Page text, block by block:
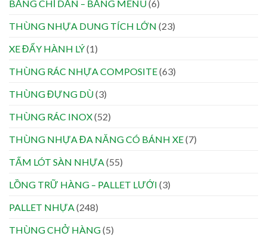
BẢNG CHỈ DẪN – BẢNG MENU(6)
THÙNG NHỰA DUNG TÍCH LỚN (23)
XE ĐẨY HÀNH LÝ(1)
THÙNG RÁC NHỰA COMPOSITE(63)
THÙNG ĐỰNG DÙ(3)
THÙNG RÁC INOX(52)
THÙNG NHỰA ĐA NĂNG CÓ BÁNH XE(7)
TẤM LÓT SÀN NHỰA (55)
LỒNG TRỮ HÀNG – PALLET LƯỚI (3)
PALLET NHỰA (248)
THÙNG CHỞ HÀNG(5)